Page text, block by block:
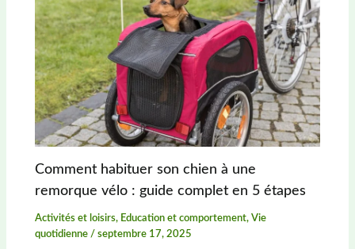
Comment habituer son chien à une
remorque vélo : guide complet en 5 étapes
Activités et loisirs, Education et comportement,Vie
quotidienne /septembre 17, 2025